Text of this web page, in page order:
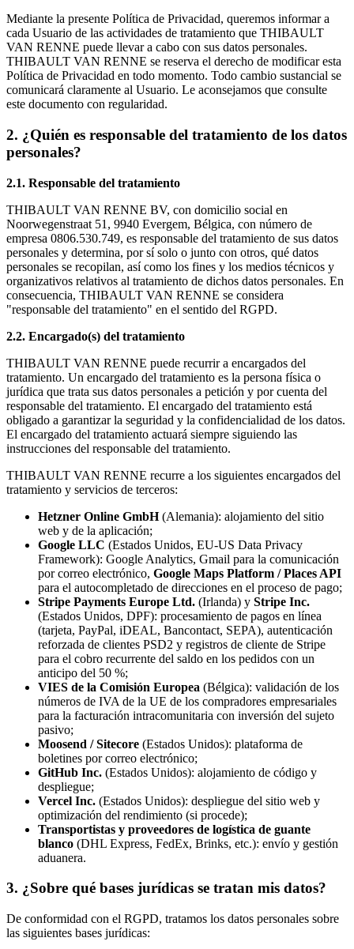
Mediante la presente Política de Privacidad, queremos informar a
cada Usuario de las actividades de tratamiento que THIBAULT
VAN RENNE puede llevar a cabo con sus datos personales.
THIBAULT VAN RENNE se reserva el derecho de modificar esta
Política de Privacidad en todo momento. Todo cambio sustancial se
comunicará claramente al Usuario. Le aconsejamos que consulte
este documento con regularidad.
2. ¿Quién es responsable del tratamiento de los datos
personales?
2.1. Responsable del tratamiento
THIBAULT VAN RENNE BV, con domicilio social en
Noorwegenstraat 51, 9940 Evergem, Bélgica, con número de
empresa 0806.530.749, es responsable del tratamiento de sus datos
personales y determina, por sí solo o junto con otros, qué datos
personales se recopilan, así como los fines y los medios técnicos y
organizativos relativos al tratamiento de dichos datos personales. En
consecuencia, THIBAULT VAN RENNE se considera
"responsable del tratamiento" en el sentido del RGPD.
2.2. Encargado(s) del tratamiento
THIBAULT VAN RENNE puede recurrir a encargados del
tratamiento. Un encargado del tratamiento es la persona física o
jurídica que trata sus datos personales a petición y por cuenta del
responsable del tratamiento. El encargado del tratamiento está
obligado a garantizar la seguridad y la confidencialidad de los datos.
El encargado del tratamiento actuará siempre siguiendo las
instrucciones del responsable del tratamiento.
THIBAULT VAN RENNE recurre a los siguientes encargados del
tratamiento y servicios de terceros:
Hetzner Online GmbH(Alemania): alojamiento del sitio
web y de la aplicación;
Google LLC (Estados Unidos, EU-US Data Privacy
Framework): Google Analytics, Gmail para la comunicación
por correo electrónico, Google Maps Platform / Places API
para el autocompletado de direcciones en el proceso de pago;
Stripe Payments Europe Ltd. (Irlanda) y Stripe Inc.
(Estados Unidos, DPF): procesamiento de pagos en línea
(tarjeta, PayPal, iDEAL, Bancontact, SEPA), autenticación
reforzada de clientes PSD2 y registros de cliente de Stripe
para el cobro recurrente del saldo en los pedidos con un
anticipo del 50 %;
VIES de la Comisión Europea (Bélgica): validación de los
números de IVA de la UE de los compradores empresariales
para la facturación intracomunitaria con inversión del sujeto
pasivo;
Moosend / Sitecore (Estados Unidos): plataforma de
boletines por correo electrónico;
GitHub Inc. (Estados Unidos): alojamiento de código y
despliegue;
Vercel Inc. (Estados Unidos): despliegue del sitio web y
optimización del rendimiento (si procede);
Transportistas y proveedores de logística de guante
blanco (DHL Express, FedEx, Brinks, etc.): envío y gestión
aduanera.
3. ¿Sobre qué bases jurídicas se tratan mis datos?
De conformidad con el RGPD, tratamos los datos personales sobre
las siguientes bases jurídicas: